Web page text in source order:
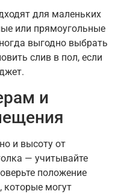
для маленьких
или прямоугольные
выгодно выбрать
слив в пол, если
и
и высоту от
— учитывайте
положение
которые могут